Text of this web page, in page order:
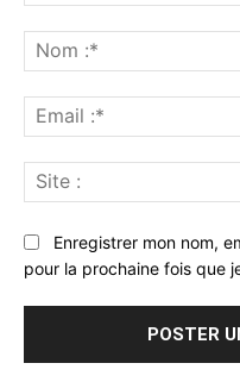
Enregistrer mon nom,
pour la prochaine fois que